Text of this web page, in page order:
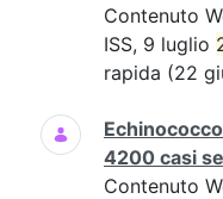
Contenuto
ISS, 9 luglio
rapida (22
4200 casi
Contenuto